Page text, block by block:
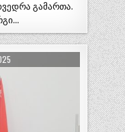
გამართა.